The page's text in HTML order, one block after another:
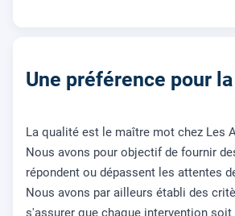
Une préférence pour
La qualité est le maître mot chez Les
Nous avons pour objectif de fournir
répondent ou dépassent les attentes
Nous avons par ailleurs établi des
s'assurer que chaque intervention soit